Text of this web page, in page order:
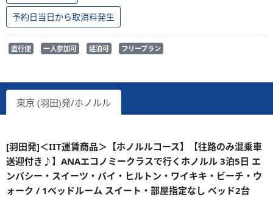
予約日当日から取消料発生
直行便 一人参加可 延泊可 フリープラン
東京 (羽田)発/ホノルル
[羽田発]＜IIT運賃商品＞【ホノルルコース】【往路のみ混乗車
送迎付き♪】ANAエコノミークラスで行くホノルル 3泊5日 エ
ンバシー・スイーツ・バイ・ヒルトン・ワイキキ・ビーチ・ウ
ォーク / 1ベッドルーム スイート・部屋指定なし ベッド2台